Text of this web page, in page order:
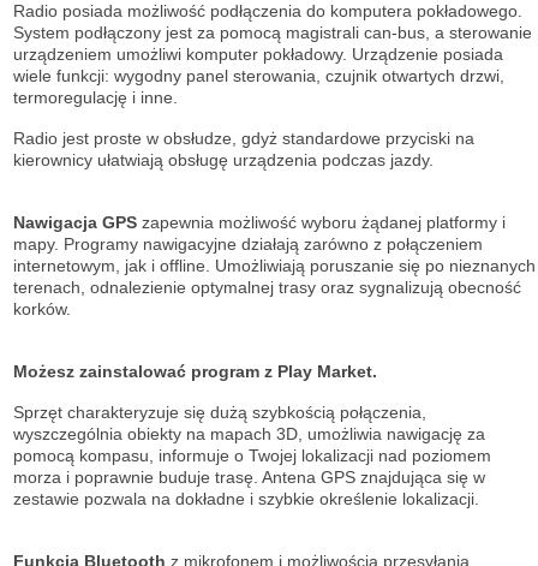
Radio posiada możliwość podłączenia do komputera pokładowego.
System podłączony jest za pomocą magistrali can-bus, a sterowanie
urządzeniem umożliwi komputer pokładowy. Urządzenie posiada
wiele funkcji: wygodny panel sterowania, czujnik otwartych drzwi,
termoregulację i inne.
Radio jest proste w obsłudze, gdyż standardowe przyciski na
kierownicy ułatwiają obsługę urządzenia podczas jazdy.
Nawigacja GPS zapewnia możliwość wyboru żądanej platformy i
mapy. Programy nawigacyjne działają zarówno z połączeniem
internetowym, jak i offline. Umożliwiają poruszanie się po nieznanych
terenach, odnalezienie optymalnej trasy oraz sygnalizują obecność
korków.
Możesz zainstalować program z Play Market.
Sprzęt charakteryzuje się dużą szybkością połączenia,
wyszczególnia obiekty na mapach 3D, umożliwia nawigację za
pomocą kompasu, informuje o Twojej lokalizacji nad poziomem
morza i poprawnie buduje trasę. Antena GPS znajdująca się w
zestawie pozwala na dokładne i szybkie określenie lokalizacji.
Funkcja Bluetooth z mikrofonem i możliwością przesyłania